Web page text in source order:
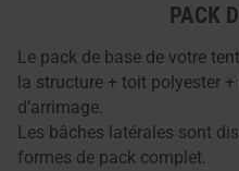
PACK
Le pack de base de votre
la structure + toit polyester
d’arrimage.
Les bâches latérales sont
formes de pack complet.